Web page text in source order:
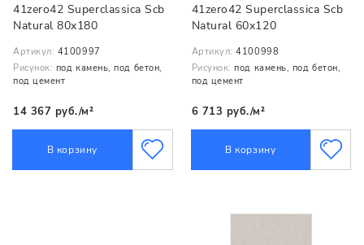
41zero42 Superclassica Scb
Natural 80x180
Артикул: 4100997
Рисунок: под камень, под бетон,
под цемент
14 367 руб./м²
В корзину
41zero42 Superclassica Scb
Natural 60x120
Артикул: 4100998
Рисунок: под камень, под бетон,
под цемент
6 713 руб./м²
В корзину